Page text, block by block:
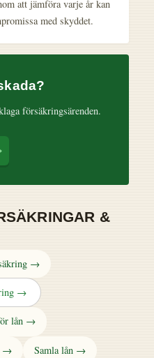
att jämföra varje år kan
med skyddet.
försäkringsärenden.
&
→
→
lån →
→ Samla lån →